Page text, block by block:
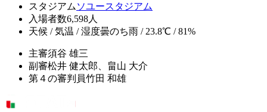
スタジアム ソユースタジアム
入場者数6,598人
天候 / 気温 / 湿度曇のち雨 / 23.8℃ / 81%
主審須谷 雄三
副審松井 健太郎、畠山 大介
第４の審判員竹田 和雄